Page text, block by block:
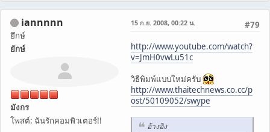
iannnnn
ยึกษ์
ยักษ์
มังกร
โพสต์: ฉันรักคอมพิวเตอร์!!
#79
15 ก.ย. 2008, 00:22 น.
http://www.youtube.com/watch?
v=JmH0vwLu51c
วิธีพิมพ์แบบใหม่ครับ
http://www.thaitechnews.co.cc/p
ost/50109052/swype
อ้างอิง